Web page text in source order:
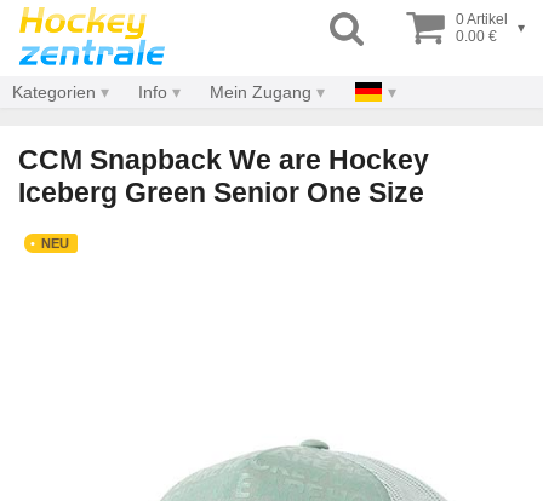
0 Artikel
0.00 €
▾
Kategorien Info Mein Zugang
CCM Snapback We are Hockey
Iceberg Green Senior One Size
NEU